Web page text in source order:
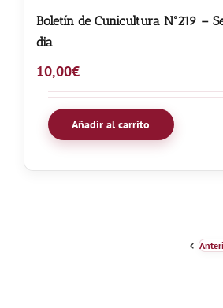
Boletín de Cunicultura Nº219 –
dia
10,00€
Añadir al carrito